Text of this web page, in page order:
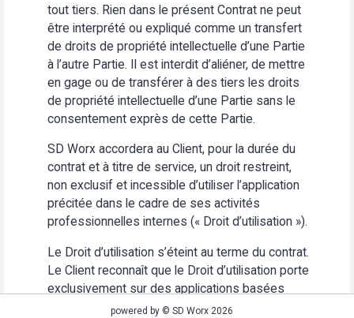
tout tiers. Rien dans le présent Contrat ne peut
être interprété ou expliqué comme un transfert
de droits de propriété intellectuelle d’une Partie
à l’autre Partie. Il est interdit d’aliéner, de mettre
en gage ou de transférer à des tiers les droits
de propriété intellectuelle d’une Partie sans le
consentement exprès de cette Partie.
SD Worx accordera au Client, pour la durée du
contrat et à titre de service, un droit restreint,
non exclusif et incessible d’utiliser l’application
précitée dans le cadre de ses activités
professionnelles internes (« Droit d’utilisation »).
Le Droit d’utilisation s’éteint au terme du contrat.
Le Client reconnaît que le Droit d’utilisation porte
exclusivement sur des applications basées
Web. Le Client s’abstiendra (i) d’utiliser
powered by © SD Worx 2026